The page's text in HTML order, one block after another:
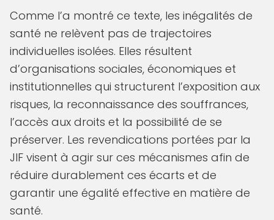
Comme l’a montré ce texte, les inégalités de
santé ne relèvent pas de trajectoires
individuelles isolées. Elles résultent
d’organisations sociales, économiques et
institutionnelles qui structurent l’exposition aux
risques, la reconnaissance des souffrances,
l’accès aux droits et la possibilité de se
préserver. Les revendications portées par la
JIF visent à agir sur ces mécanismes afin de
réduire durablement ces écarts et de
garantir une égalité effective en matière de
santé.